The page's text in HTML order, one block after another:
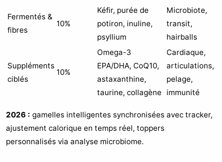
Fermentés &
fibres
10%
Kéfir, purée de
potiron, inuline,
psyllium
Microbiote,
transit,
hairballs
Suppléments
ciblés
10%
Omega-3
EPA/DHA, CoQ10,
astaxanthine,
taurine, collagène
Cardiaque,
articulations,
pelage,
immunité
2026 : gamelles intelligentes synchronisées avec tracker,
ajustement calorique en temps réel, toppers
personnalisés via analyse microbiome.